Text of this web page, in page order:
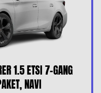
1.5 ETSI 7-GANG
NAVI